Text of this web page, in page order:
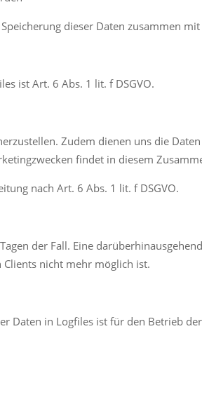
dieser Daten zusammen
ist Art. 6 Abs. 1 lit. f DSGVO.
Zudem dienen uns die
findet in diesem
nach Art. 6 Abs. 1 lit. f DSGVO.
der Fall. Eine
nicht mehr möglich ist.
Daten in Logfiles ist für den Betrieb